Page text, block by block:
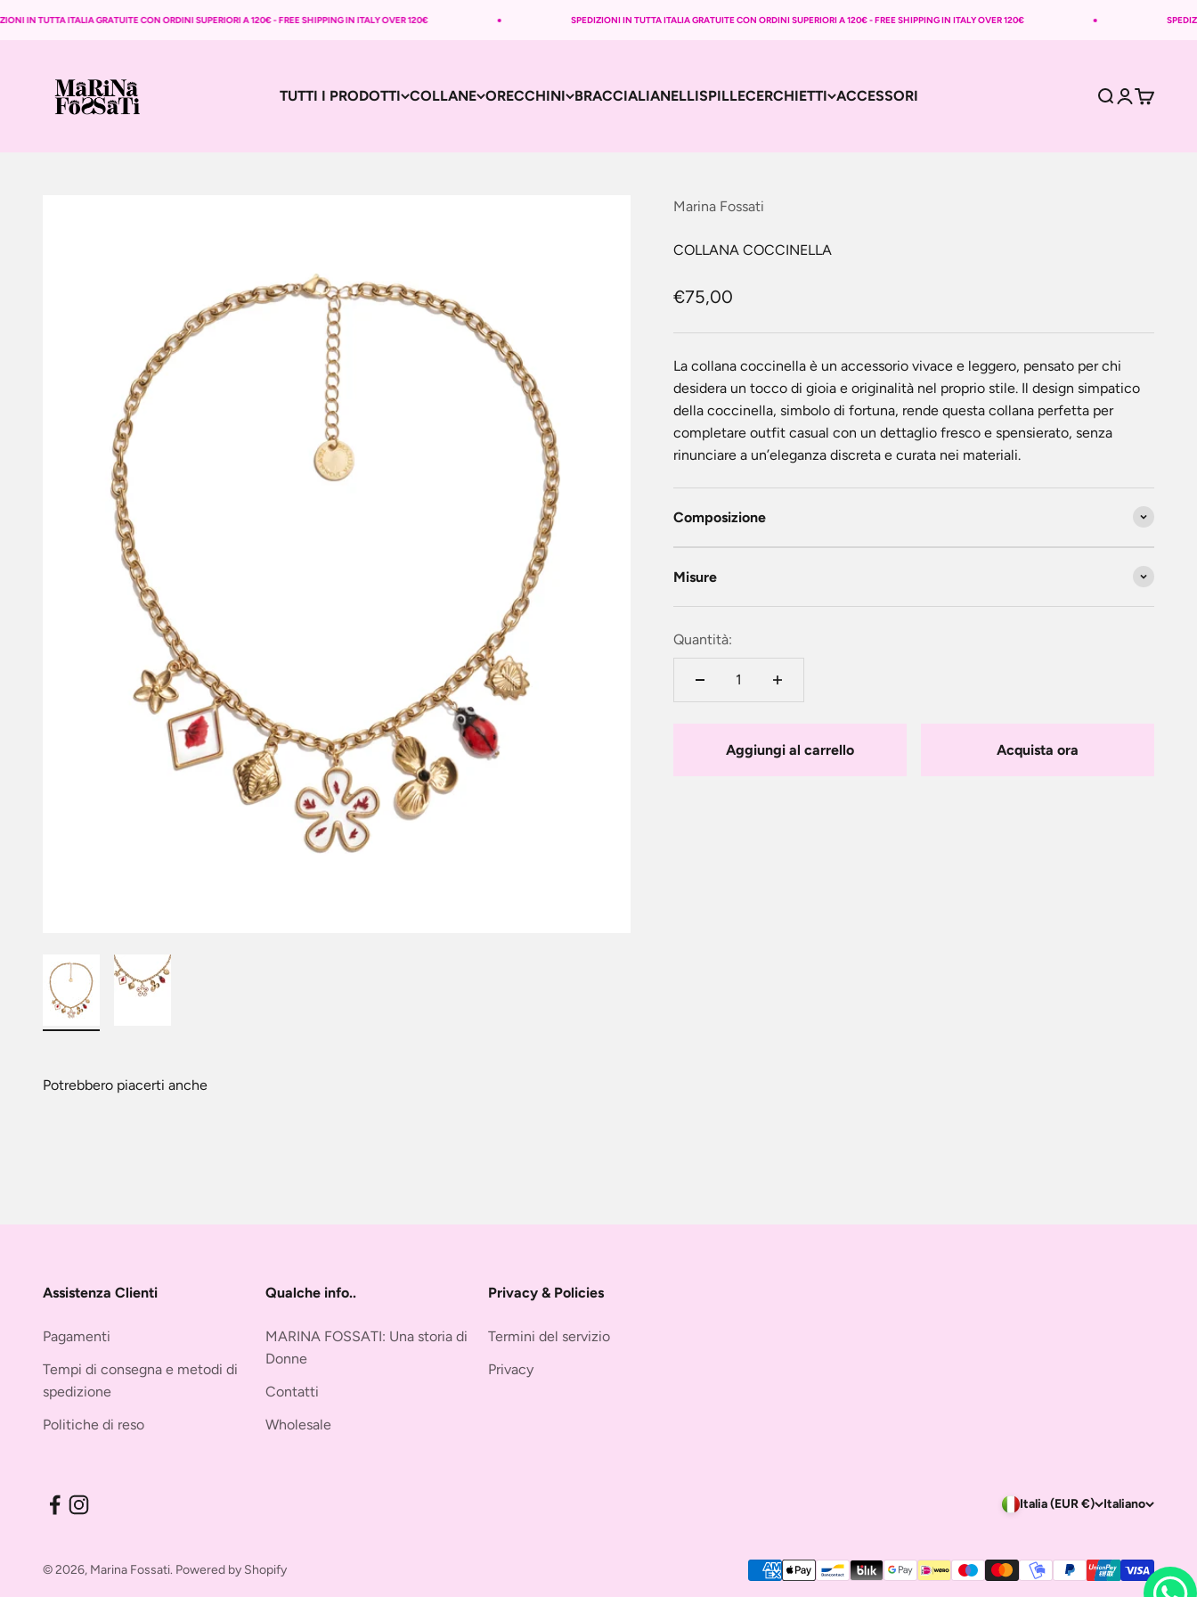
IN TUTTA ITALIA GRATUITE CON ORDINI SUPERIORI A 120€ - FREE SHIPPING IN ITALY OVER 120€ SPEDIZIONI IN TUTTA ITALIA GRATUITE CON ORDINI SUPERIORI A 120€ - FREE SHIPPING IN ITALY OVER 120€
TUTTI I PRODOTTI COLLANE ORECCHINI BRACCIALIANELLISPILLECERCHIETTI ACCESSORI
Marina Fossati
Mostra il menu
MostraMostra il
Marina Fossati
COLLANA COCCINELLA
Prezzo scontato
€75,00
La collana coccinella è un accessorio vivace e leggero, pensato per chi
desidera un tocco di gioia e originalità nel proprio stile. Il design simpatico
della coccinella, simbolo di fortuna, rende questa collana perfetta per
completare outfit casual con un dettaglio fresco e spensierato, senza
rinunciare a un’eleganza discreta e curata nei materiali.
Composizione
Misure
Quantità:
Aggiungi al carrello Acquista ora
Assistenza Clienti
Pagamenti
Tempi di consegna e metodi di
spedizione
Politiche di reso
Qualche info..
MARINA FOSSATI: Una storia di
Donne
Contatti
Wholesale
Privacy & Policies
Termini del servizio
Privacy
Italia (EUR €) Italiano
© 2026, Marina Fossati. Powered by Shopify